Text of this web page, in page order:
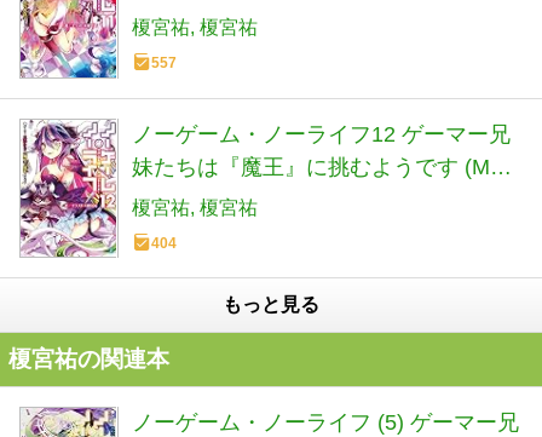
ないそうです (MF文庫J)
榎宮祐 榎宮祐
557
ノーゲーム・ノーライフ12 ゲーマー兄
妹たちは『魔王』に挑むようです (MF
文庫J)
榎宮祐 榎宮祐
404
もっと見る
榎宮祐の関連本
ノーゲーム・ノーライフ (5) ゲーマー兄